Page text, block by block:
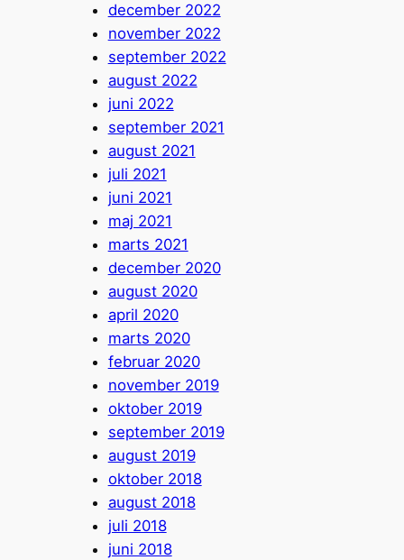
december 2022
november 2022
september 2022
august 2022
juni 2022
september 2021
august 2021
juli 2021
juni 2021
maj 2021
marts 2021
december 2020
august 2020
april 2020
marts 2020
februar 2020
november 2019
oktober 2019
september 2019
august 2019
oktober 2018
august 2018
juli 2018
juni 2018